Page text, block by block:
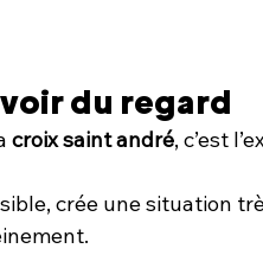
du regard
croix saint andré, c’est
crée une situation